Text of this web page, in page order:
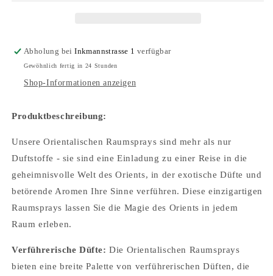
Abholung beiInkmannstrasse 1 verfügbar
Gewöhnlich fertig in 24 Stunden
Shop-Informationen anzeigen
Produktbeschreibung:
Unsere Orientalischen Raumsprays sind mehr als nur
Duftstoffe - sie sind eine Einladung zu einer Reise in die
geheimnisvolle Welt des Orients, in der exotische Düfte und
betörende Aromen Ihre Sinne verführen. Diese einzigartigen
Raumsprays lassen Sie die Magie des Orients in jedem
Raum erleben.
Verführerische Düfte: Die Orientalischen Raumsprays
bieten eine breite Palette von verführerischen Düften, die